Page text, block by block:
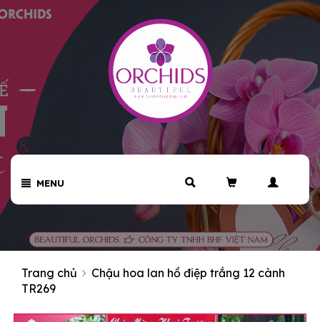
MENU
Trang chủ
Chậu hoa lan hồ điệp trắng 12 cành
TR269